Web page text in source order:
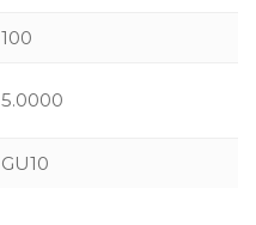
100
5.0000
GU10